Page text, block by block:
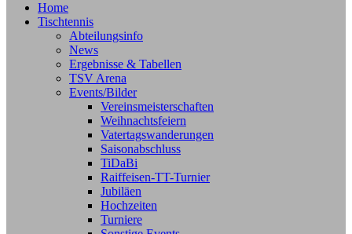
Home
Tischtennis
Abteilungsinfo
News
Ergebnisse & Tabellen
TSV Arena
Events/Bilder
Vereinsmeisterschaften
Weihnachtsfeiern
Vatertagswanderungen
Saisonabschluss
TiDaBi
Raiffeisen-TT-Turnier
Jubiläen
Hochzeiten
Turniere